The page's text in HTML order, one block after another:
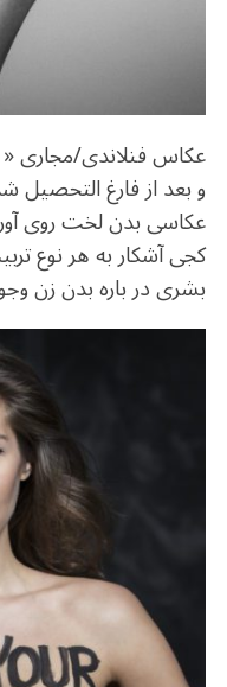
عکاس فنلاندی/
و بعد از فارغ التحصیل
عکاسی بدن لخت روی
کجی آشکار به هر نوع
بشری در باره بدن زن